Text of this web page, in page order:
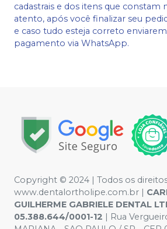
cadastrais e dos itens que constam
atento, após você finalizar seu
e caso tudo esteja correto
pagamento via WhatsApp.
Copyright © 2024 | Todos os
www.dentalortholipe.com.br |
GUILHERME GABRIELE DENTAL
05.388.644/0001-12 | Rua